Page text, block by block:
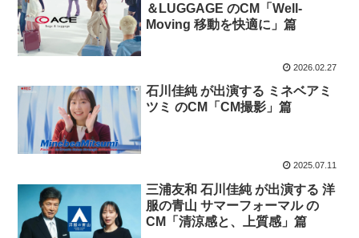
＆LUGGAGE のCM「Well-
Moving 移動を快適に」篇
2026.02.27
石川佳純 が出演する ミネベアミ
ツミ のCM「CM撮影」篇
2025.07.11
三浦友和 石川佳純 が出演する 洋
服の青山 サマーフォーマル の
CM「清涼感と、上質感」篇